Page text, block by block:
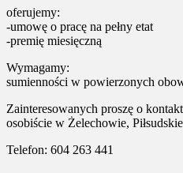
oferujemy:
-umowę o pracę na pełny etat
-premię miesięczną
Wymagamy:
sumienności w powierzonych
Zainteresowanych proszę o
osobiście w Żelechowie,
Telefon: 604 263 441